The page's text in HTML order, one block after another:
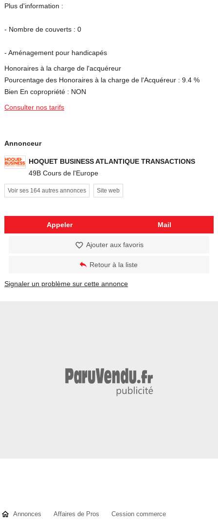
Plus d'information :
- Nombre de couverts : 0
- Aménagement pour handicapés
Honoraires à la charge de l'acquéreur
Pourcentage des Honoraires à la charge de l'Acquéreur : 9.4 %
Bien En copropriété : NON
Consulter nos tarifs
Annonceur
HOQUET BUSINESS ATLANTIQUE TRANSACTIONS
49B Cours de l'Europe
Voir ses 164 autres annonces Site web
Appeler Mail
Ajouter aux favoris
Retour à la liste
Signaler un problème sur cette annonce
Annonces Affaires de Pros
Cession commerce